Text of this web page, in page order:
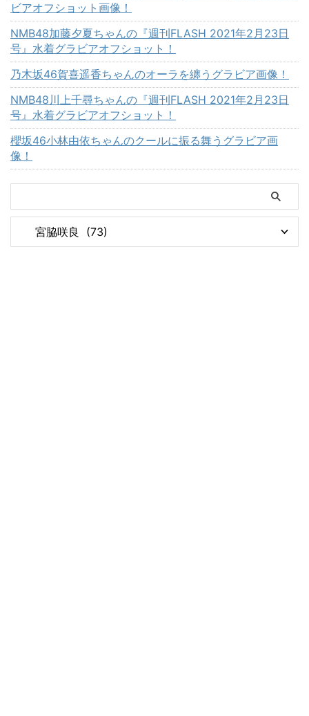
ビアオフショット画像！
NMB48加藤夕夏ちゃんの『週刊FLASH 2021年2月23日
号』水着グラビアオフショット！
乃木坂46賀喜遥香ちゃんのオーラを纏うグラビア画像！
NMB48川上千尋ちゃんの『週刊FLASH 2021年2月23日
号』水着グラビアオフショット！
櫻坂46小林由依ちゃんのクールに振る舞うグラビア画
像！